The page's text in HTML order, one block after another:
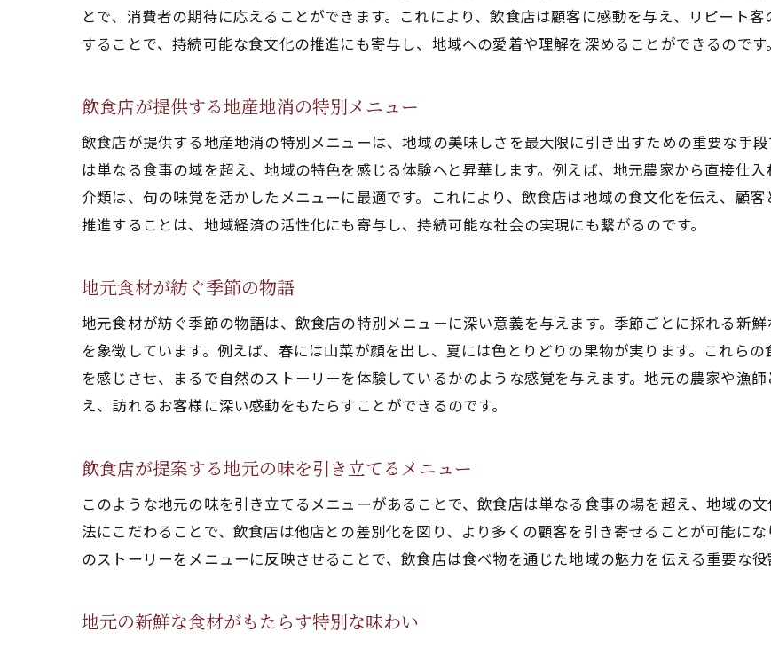
とで、消費者の期待に応えることができます。これにより、飲食店は顧客に感動を与え、リピート
することで、持続可能な食文化の推進にも寄与し、地域への愛着や理解を深めることができるのです。
飲食店が提供する地産地消の特別メニュー
飲食店が提供する地産地消の特別メニューは、地域の美味しさを最大限に引き出すための重要な手
は単なる食事の域を超え、地域の特色を感じる体験へと昇華します。例えば、地元農家から直接仕
介類は、旬の味覚を活かしたメニューに最適です。これにより、飲食店は地域の食文化を伝え、顧
推進することは、地域経済の活性化にも寄与し、持続可能な社会の実現にも繋がるのです。
地元食材が紡ぐ季節の物語
地元食材が紡ぐ季節の物語は、飲食店の特別メニューに深い意義を与えます。季節ごとに採れる新
を象徴しています。例えば、春には山菜が顔を出し、夏には色とりどりの果物が実ります。これら
を感じさせ、まるで自然のストーリーを体験しているかのような感覚を与えます。地元の農家や漁
え、訪れるお客様に深い感動をもたらすことができるのです。
飲食店が提案する地元の味を引き立てるメニュー
このような地元の味を引き立てるメニューがあることで、飲食店は単なる食事の場を超え、地域の
法にこだわることで、飲食店は他店との差別化を図り、より多くの顧客を引き寄せることが可能に
のストーリーをメニューに反映させることで、飲食店は食べ物を通じた地域の魅力を伝える重要な役
地元の新鮮な食材がもたらす特別な味わい